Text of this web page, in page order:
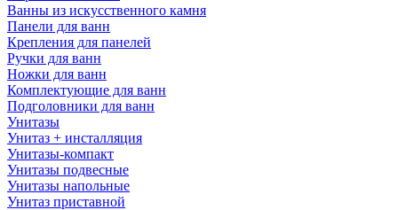
Ванны из искусственного камня
Панели для ванн
Крепления для панелей
Ручки для ванн
Ножки для ванн
Комплектующие для ванн
Подголовники для ванн
Унитазы
Унитаз + инсталляция
Унитазы-компакт
Унитазы подвесные
Унитазы напольные
Унитаз приставной